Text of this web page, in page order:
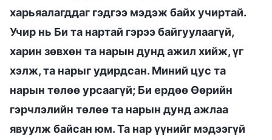
харьяалагддаг гэдгээ мэдэж байх учиртай.
Учир нь Би та нартай гэрээ байгуулаагүй,
харин зөвхөн та нарын дунд ажил хийж, үг
хэлж, та нарыг удирдсан. Миний цус та
нарын төлөө урсаагүй; Би ердөө Өөрийн
гэрчлэлийн төлөө та нарын дунд ажлаа
явуулж байсан юм. Та нар үүнийг мэдээгүй